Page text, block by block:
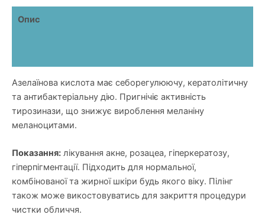
Опис
Азелаїнова кислота має себорегулюючу, кератолітичну
та антибактеріальну дію. Пригнічіє активність
тирозинази, що знижує вироблення меланіну
меланоцитами.
Показання: лікування акне, розацеа, гіперкератозу,
гіперпігментації. Підходить для нормальної,
комбінованої та жирної шкіри будь якого віку. Пілінг
також може викостовуватись для закриття процедури
чистки обличчя.